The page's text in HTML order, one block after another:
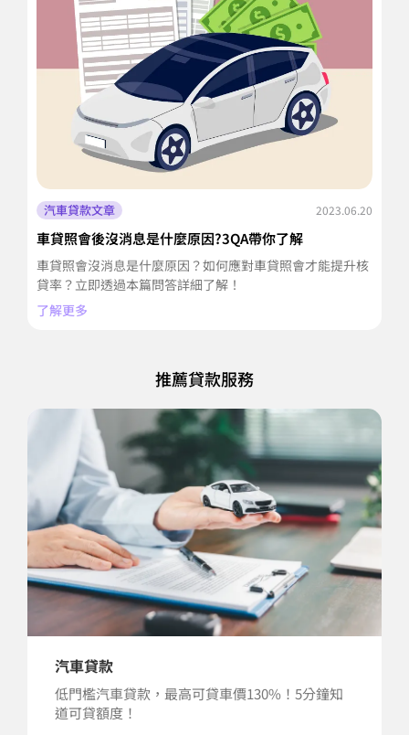
汽車貸款文章 2023.06.20
車貸照會後沒消息是什麼原因?3QA帶你了解
車貸照會沒消息是什麼原因？如何應對車貸照會才能提升核
貸率？立即透過本篇問答詳細了解！
了解更多
推薦貸款服務
汽車貸款
低門檻汽車貸款，最高可貸車價130%！5分鐘知
道可貸額度！